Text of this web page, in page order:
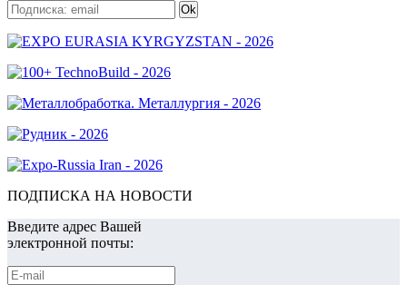
ПОДПИСКА НА НОВОСТИ
Введите адрес Вашей
электронной почты: